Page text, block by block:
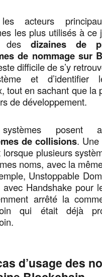
acteurs
les plus utilisés à ce
des dizaines de
de nommage sur
difficile de s’y
et d’identifier
tout en sachant que la
de développement.
posent
de collisions. Une
lorsque plusieurs
noms, avec la
Unstoppable
avec Handshake pour
arrêté la
qui était déjà
d’usage des